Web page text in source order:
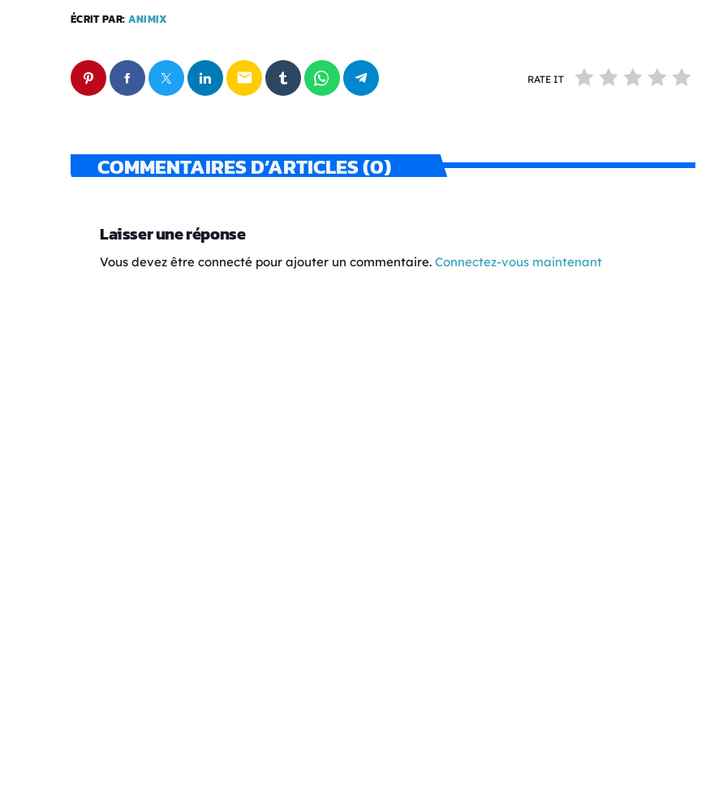
ÉCRIT PAR: ANIMIX
email RATE IT
COMMENTAIRES D’ARTICLES (0)
Laisser une réponse
Vous devez être connecté pour ajouter un commentaire. Connectez-vous maintenant